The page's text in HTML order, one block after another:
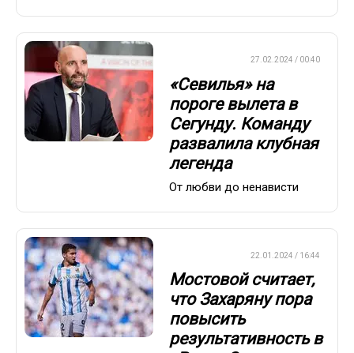
27.02.2024 / 00:40
«Севилья» на
пороге вылета в
Сегунду. Команду
развалила клубная
легенда
От любви до ненависти
22.01.2024 / 16:44
Мостовой считает,
что Захаряну пора
повысить
результативность в